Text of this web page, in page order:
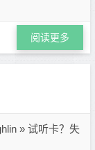
阅读更多
» 试听卡？失